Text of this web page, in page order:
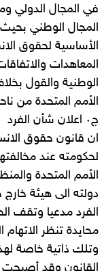
في المجال الدولي
المجال الوطني
الأساسية لحقوق
المعاهدات
الوطنية والقول
الأمم المتحدة من
ج٠ اعلان شأن الفرد
ان قانون حقوق
لحكومته عند
الأمم المتحدة
دولته الى هيئة
الفرد مدعيا وتقف
محايدة تنظر
وتلك ذاتية خاصة